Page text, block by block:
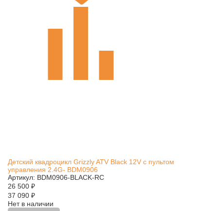
Детский квадроцикл Grizzly ATV Black 12V с пультом
управления 2.4G- BDM0906
Артикул: BDM0906-BLACK-RC
26 500 ₽
37 090 ₽
Нет в наличии